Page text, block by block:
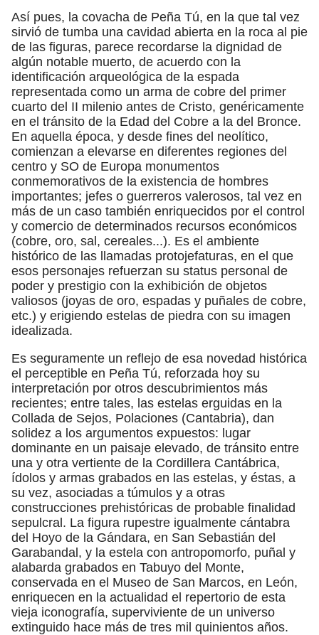
Así pues, la covacha de Peña Tú, en la que tal vez
sirvió de tumba una cavidad abierta en la roca al pie
de las figuras, parece recordarse la dignidad de
algún notable muerto, de acuerdo con la
identificación arqueológica de la espada
representada como un arma de cobre del primer
cuarto del II milenio antes de Cristo, genéricamente
en el tránsito de la Edad del Cobre a la del Bronce.
En aquella época, y desde fines del neolítico,
comienzan a elevarse en diferentes regiones del
centro y SO de Europa monumentos
conmemorativos de la existencia de hombres
importantes; jefes o guerreros valerosos, tal vez en
más de un caso también enriquecidos por el control
y comercio de determinados recursos económicos
(cobre, oro, sal, cereales...). Es el ambiente
histórico de las llamadas protojefaturas, en el que
esos personajes refuerzan su status personal de
poder y prestigio con la exhibición de objetos
valiosos (joyas de oro, espadas y puñales de cobre,
etc.) y erigiendo estelas de piedra con su imagen
idealizada.
Es seguramente un reflejo de esa novedad histórica
el perceptible en Peña Tú, reforzada hoy su
interpretación por otros descubrimientos más
recientes; entre tales, las estelas erguidas en la
Collada de Sejos, Polaciones (Cantabria), dan
solidez a los argumentos expuestos: lugar
dominante en un paisaje elevado, de tránsito entre
una y otra vertiente de la Cordillera Cantábrica,
ídolos y armas grabados en las estelas, y éstas, a
su vez, asociadas a túmulos y a otras
construcciones prehistóricas de probable finalidad
sepulcral. La figura rupestre igualmente cántabra
del Hoyo de la Gándara, en San Sebastián del
Garabandal, y la estela con antropomorfo, puñal y
alabarda grabados en Tabuyo del Monte,
conservada en el Museo de San Marcos, en León,
enriquecen en la actualidad el repertorio de esta
vieja iconografía, superviviente de un universo
extinguido hace más de tres mil quinientos años.